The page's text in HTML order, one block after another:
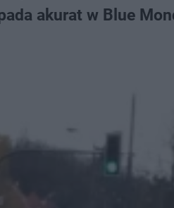
akurat w Blue